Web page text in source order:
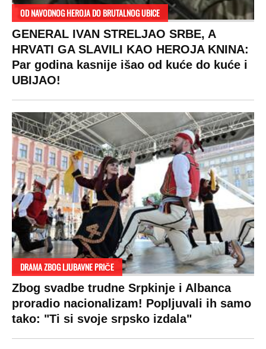
OD NAVODNOG HEROJA DO BRUTALNOG UBICE
GENERAL IVAN STRELJAO SRBE, A
HRVATI GA SLAVILI KAO HEROJA KNINA:
Par godina kasnije išao od kuće do kuće i
UBIJAO!
DRAMA ZBOG LJUBAVNE PRIČE
Zbog svadbe trudne Srpkinje i Albanca
proradio nacionalizam! Popljuvali ih samo
tako: "Ti si svoje srpsko izdala"